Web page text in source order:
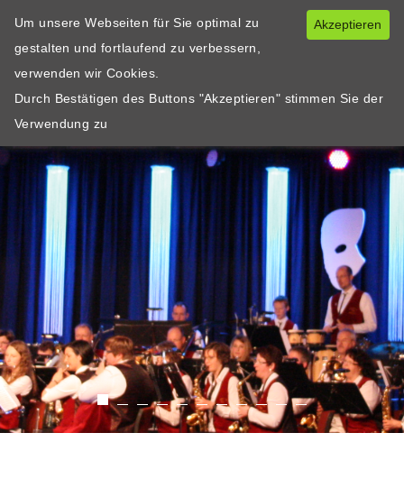
Akzeptieren
Um unsere Webseiten für Sie optimal zu
gestalten und fortlaufend zu verbessern,
verwenden wir Cookies.
Durch Bestätigen des Buttons "Akzeptieren" stimmen Sie der
Verwendung zu